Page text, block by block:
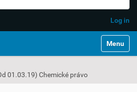
Log in
Toggle
01.03.19) Chemické právo